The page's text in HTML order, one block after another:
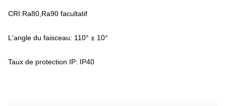
CRI:Ra80,Ra90 facultatif
L'angle du faisceau: 110° ± 10°
Taux de protection IP: IP40